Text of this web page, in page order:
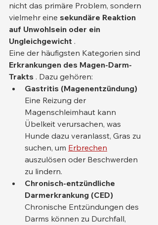
nicht das primäre Problem, sondern
vielmehr eine sekundäre Reaktion
auf Unwohlsein oder ein
Ungleichgewicht .
Eine der häufigsten Kategorien sind
Erkrankungen des Magen-Darm-
Trakts . Dazu gehören:
Gastritis (Magenentzündung)
Eine Reizung der
Magenschleimhaut kann
Übelkeit verursachen, was
Hunde dazu veranlasst, Gras zu
suchen, um Erbrechen
auszulösen oder Beschwerden
zu lindern.
Chronisch-entzündliche
Darmerkrankung (CED)
Chronische Entzündungen des
Darms können zu Durchfall,